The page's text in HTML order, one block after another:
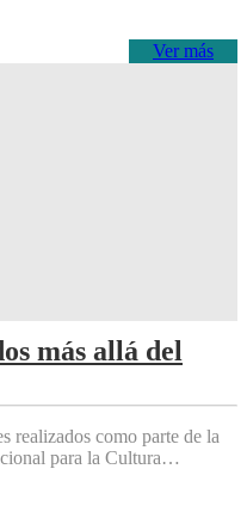
Ver más
más allá del
realizados como parte de la
para la Cultura…